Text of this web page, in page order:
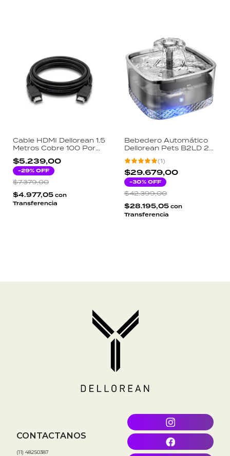
Cable HDMI Dellorean 1.5
Metros Cobre 100 Por
Ciento Puro Doble
Blindaje Aluminio High
Speed Certificado Pro
30 AWG
$5.239,00
-29% OFF
$7.379,00
$4.977,05 con
Transferencia
Bebedero Automático
Dellorean Pets B2LD 2L
Bandeja Acero
Inoxidable Filtro Triple
Bomba Inteligente LED
(1)
$29.679,00
-30% OFF
$42.399,00
$28.195,05 con
Transferencia
CONTACTANOS
(11) 48250387